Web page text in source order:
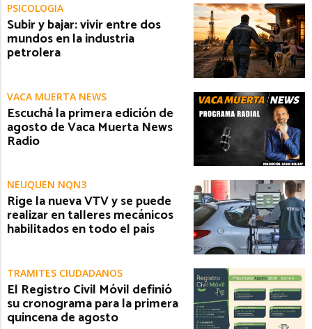
PSICOLOGÍA
Subir y bajar: vivir entre dos
mundos en la industria
petrolera
VACA MUERTA NEWS
Escuchá la primera edición de
agosto de Vaca Muerta News
Radio
NEUQUÉN NQN3
Rige la nueva VTV y se puede
realizar en talleres mecánicos
habilitados en todo el país
TRÁMITES CIUDADANOS
El Registro Civil Móvil definió
su cronograma para la primera
quincena de agosto